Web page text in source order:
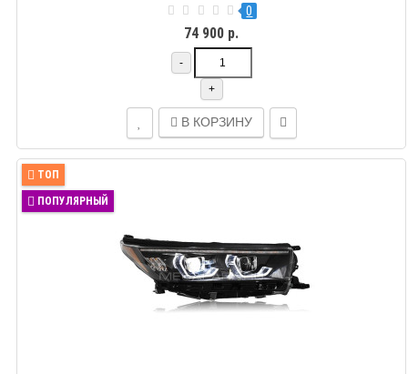
0
74 900 р.
-
+
В КОРЗИНУ
ТОП
ПОПУЛЯРНЫЙ